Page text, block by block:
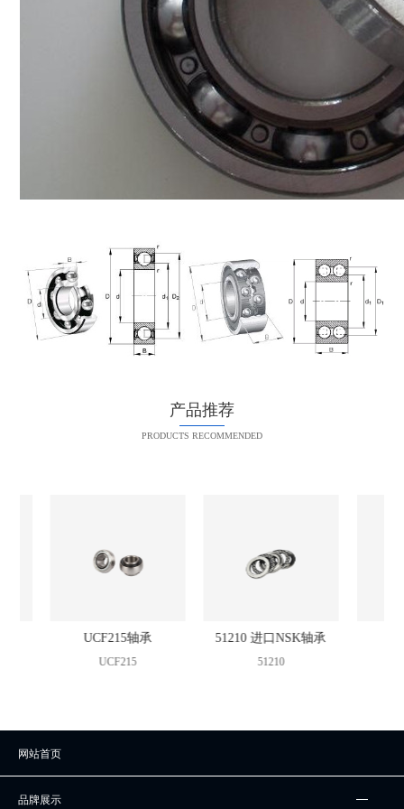
产品推荐
PRODUCTS RECOMMENDED
UCF215轴承
UCF215
51210 进口NSK轴承
网站首页
品牌展示